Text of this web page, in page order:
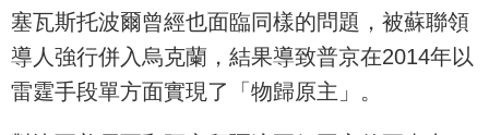
塞瓦斯托波爾曾經也面臨同樣的問題，被蘇聯領
導人強行併入烏克蘭，結果導致普京在2014年以
雷霆手段單方面實現了「物歸原主」。